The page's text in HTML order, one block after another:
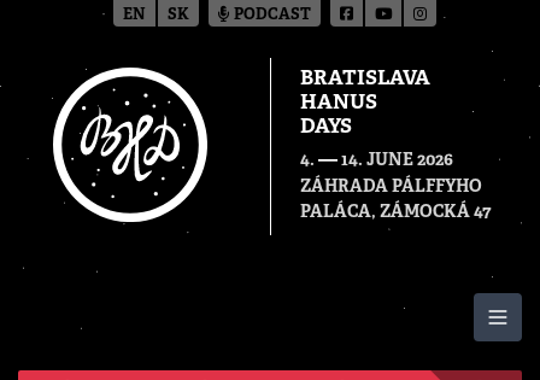
BRATISLAVA
HANUS
DAYS
4. — 14. JUNE 2026
ZÁHRADA PÁLFFYHO
PALÁCA, ZÁMOCKÁ 47
EN SK PODCAST